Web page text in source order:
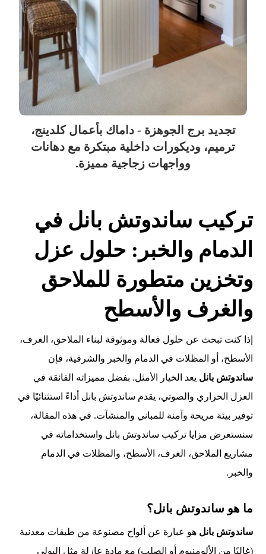
تجديد برج الجوهزة - داماك بأعمال كلدينج،
ترميم، وديكورات داخلية مبتكرة مع دهانات
وواجهات زجاجية مميزة.
تركيب ساندوتش بانل في
الدمام والخبر: حلول عزل
وتخزين متطورة للملاحق
والغرف والأسطح
إذا كنت تبحث عن حلول فعالة وموثوقة لبناء الملاحق، الغرف،
الأسطح، أو المظلات في الدمام والخبر والشرقية، فإن
ساندوتش بانل يعد الخيار الأمثل. بفضل مميزاته الفائقة في
العزل الحراري والصوتي، يقدم ساندوتش بانل أداءً استثنائيًا في
توفير بيئة مريحة وآمنة للمباني والمنشآت. في هذه المقالة،
سنستعرض مزايا تركيب ساندوتش بانل واستخداماته في
مشاريع الملاحق، الغرف، الأسطح، والمظلات في الدمام
والخبر.
ما هو ساندوتش بانل؟
ساندوتش بانل هو عبارة عن ألواح مصنوعة من طبقات معدنية
(غالبًا من الألومنيوم أو الصلب) مع مادة عازلة مثل البولي